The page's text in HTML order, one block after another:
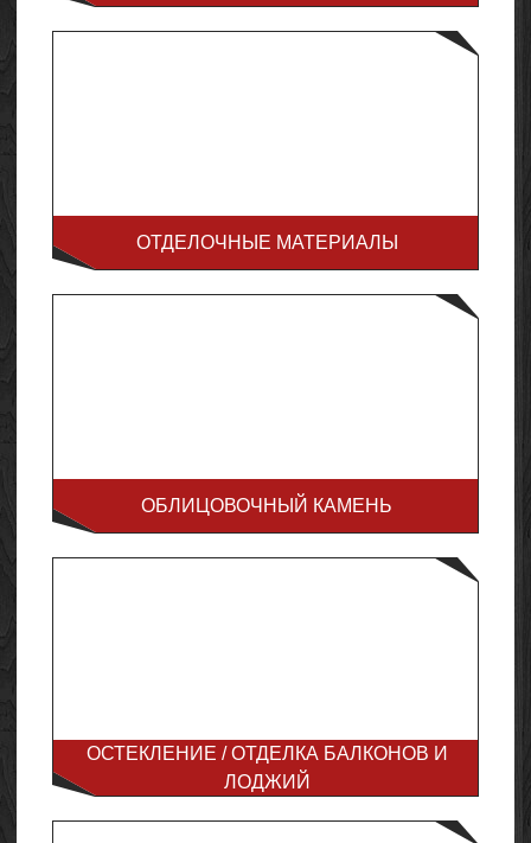
ОТДЕЛОЧНЫЕ МАТЕРИАЛЫ
ОБЛИЦОВОЧНЫЙ КАМЕНЬ
ОСТЕКЛЕНИЕ / ОТДЕЛКА БАЛКОНОВ И
ЛОДЖИЙ